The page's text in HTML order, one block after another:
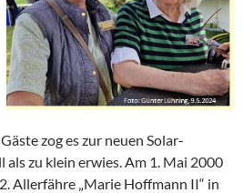
zog es zur neuen Solar-
als zu klein erwies. Am 1. Mai 2000
Allerfähre „Marie Hoffmann II“ in